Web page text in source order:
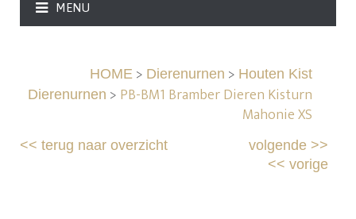
MENU
HOME> Dierenurnen > Houten Kist
Dierenurnen > PB-BM1 Bramber Dieren Kisturn
Mahonie XS
<<terug naar overzicht volgende>>
<< vorige